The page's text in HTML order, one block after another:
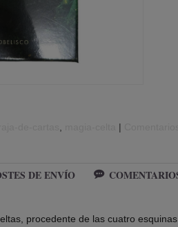
|
DE ENVÍO
procedente de las cuatro